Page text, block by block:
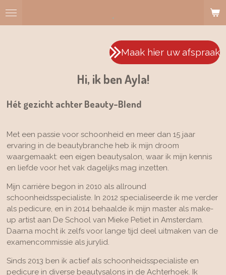
Ga
.
Maak hier uw afspraak
Hi, ik ben Ayla!
Hét gezicht achter Beauty-Blend
Met een passie voor schoonheid en meer dan 15 jaar
ervaring in de beautybranche heb ik mijn droom
waargemaakt: een eigen beautysalon, waar ik mijn kennis
en liefde voor het vak dagelijks mag inzetten.
Mijn carrière begon in 2010 als allround
schoonheidsspecialiste. In 2012 specialiseerde ik me verder
als pedicure, en in 2014 behaalde ik mijn master als make-
up artist aan De School van Mieke Petiet in Amsterdam.
Daarna mocht ik zelfs voor lange tijd deel uitmaken van de
examencommissie als jurylid.
Sinds 2013 ben ik actief als schoonheidsspecialiste en
pedicure in diverse beautysalons in de Achterhoek. Ik